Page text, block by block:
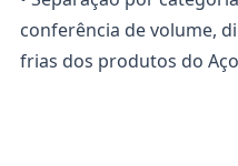
conferência de volume,
frias dos produtos do